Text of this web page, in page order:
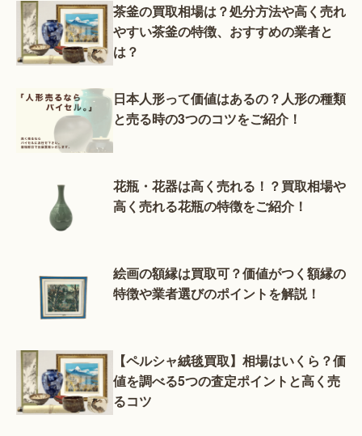
茶釜の買取相場は？処分方法や高く売れ
やすい茶釜の特徴、おすすめの業者と
は？
日本人形って価値はあるの？人形の種類
と売る時の3つのコツをご紹介！
花瓶・花器は高く売れる！？買取相場や
高く売れる花瓶の特徴をご紹介！
絵画の額縁は買取可？価値がつく額縁の
特徴や業者選びのポイントを解説！
【ペルシャ絨毯買取】相場はいくら？価
値を調べる5つの査定ポイントと高く売
るコツ